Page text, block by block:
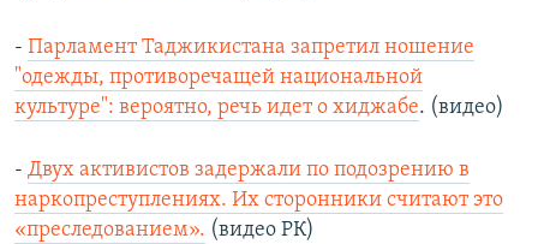
- Парламент Таджикистана запретил ношение
"одежды, противоречащей национальной
культуре": вероятно, речь идет о хиджабе. (видео)
- Двух активистов задержали по подозрению в
наркопреступлениях. Их сторонники считают это
«преследованием». (видео РК)